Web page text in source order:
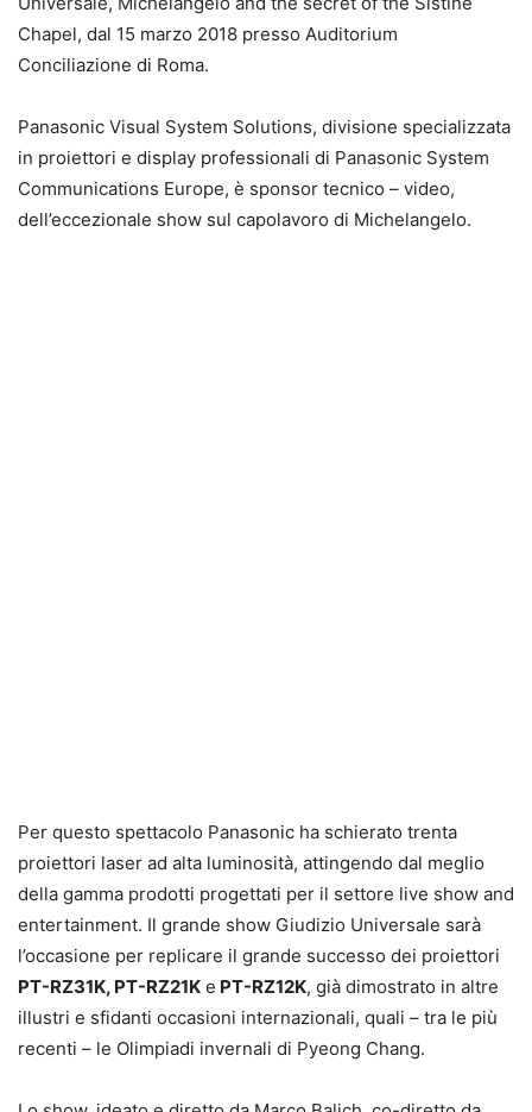
Chapel, dal 15 marzo 2018 presso Auditorium
Conciliazione di Roma.
Panasonic Visual System Solutions, divisione specializzata
in proiettori e display professionali di Panasonic System
Communications Europe, è sponsor tecnico – video,
dell’eccezionale show sul capolavoro di Michelangelo.
Per questo spettacolo Panasonic ha schierato trenta
proiettori laser ad alta luminosità, attingendo dal meglio
della gamma prodotti progettati per il settore live show and
entertainment. Il grande show Giudizio Universale sarà
l’occasione per replicare il grande successo dei proiettori
PT-RZ31K, PT-RZ21K e PT-RZ12K, già dimostrato in altre
illustri e sfidanti occasioni internazionali, quali – tra le più
recenti – le Olimpiadi invernali di Pyeong Chang.